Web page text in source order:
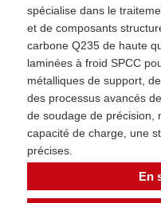
spécialise dans le
et de composants
carbone Q235 de haute
laminées à froid SPCC
métalliques de support,
des processus avancés
de soudage de précision,
capacité de charge, une
précises.
En